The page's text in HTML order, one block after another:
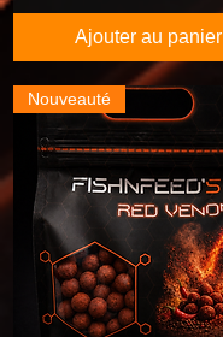
Ajouter au panier
Nouveauté